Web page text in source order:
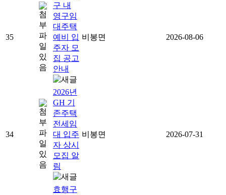
35
구 내
영구임
대주택
예비 입
주자 모
집 공고
안내
비봉면 2026-08-06
34
2026년
GH 기
존주택
전세임
대 입주
자 상시
모집 알
림
비봉면 2026-07-31
효행구